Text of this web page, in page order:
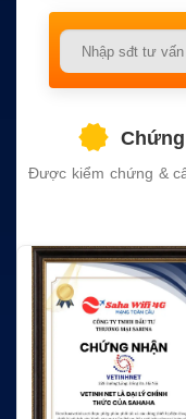
bị sử
dụng
Ứng d
ụng
Tàu
bờ và
Được kiểm chứng &